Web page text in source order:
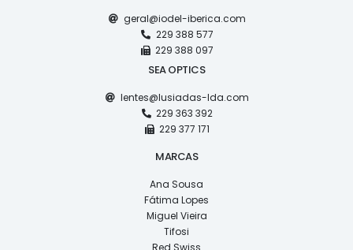
geral@iodel-iberica.com
229 388 577
229 388 097
SEA OPTICS
lentes@lusiadas-lda.com
229 363 392
229 377 171
MARCAS
Ana Sousa
Fátima Lopes
Miguel Vieira
Tifosi